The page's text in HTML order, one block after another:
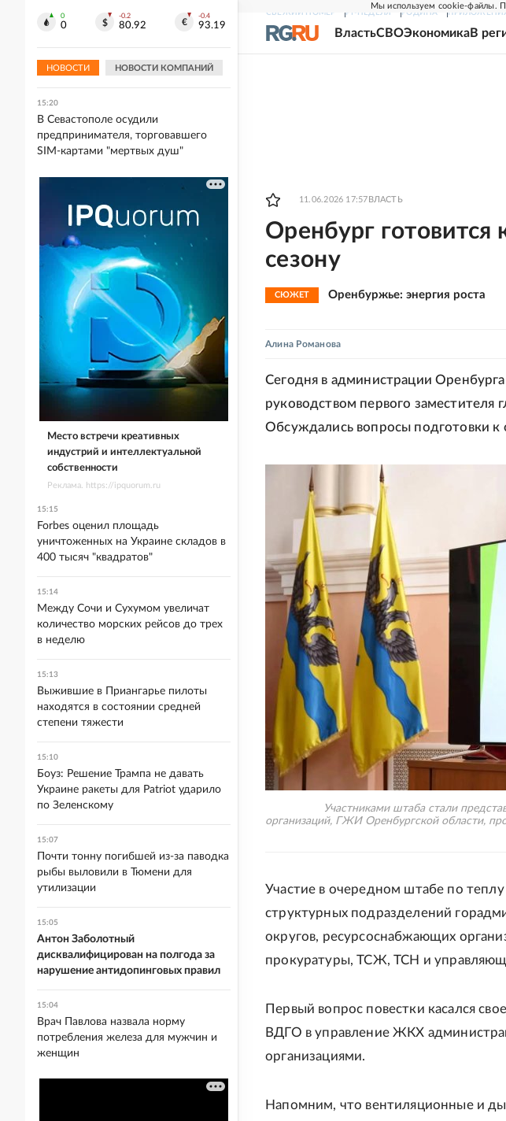
Мы используем cookie-файлы.
СВЕЖИЙ НОМЕР РГ-НЕДЕЛЯ РОДИНА
ВластьСВОЭкономикаВ
11.06.2026 17:57 ВЛАСТЬ
Оренбург готовится
сезону
СЮЖЕТ Оренбуржье: энергия роста
Алина Романова
Сегодня в администрации
руководством первого заместителя
Обсуждались вопросы подготовки к
Участниками штаба стали
организаций, ГЖИ Оренбургской области,
Участие в очередном штабе по
структурных подразделений
округов, ресурсоснабжающих
прокуратуры, ТСЖ, ТСН и
Первый вопрос повестки касался
ВДГО в управление ЖКХ
организациями.
Напомним, что вентиляционные и
0
0
-0.2
80.92
-0.4
93.19
НОВОСТИ НОВОСТИ КОМПАНИЙ
подозрению в шпионаже
15:20
В Севастополе осудили
предпринимателя, торговавшего
SIM-картами "мертвых душ"
Место встречи креативных
индустрий и интеллектуальной
собственности
Реклама. https://ipquorum.ru
15:15
Forbes оценил площадь
уничтоженных на Украине складов в
400 тысяч "квадратов"
15:14
Между Сочи и Сухумом увеличат
количество морских рейсов до трех
в неделю
15:13
Выжившие в Приангарье пилоты
находятся в состоянии средней
степени тяжести
15:10
Боуз: Решение Трампа не давать
Украине ракеты для Patriot ударило
по Зеленскому
15:07
Почти тонну погибшей из-за паводка
рыбы выловили в Тюмени для
утилизации
15:05
Антон Заболотный
дисквалифицирован на полгода за
нарушение антидопинговых правил
15:04
Врач Павлова назвала норму
потребления железа для мужчин и
женщин